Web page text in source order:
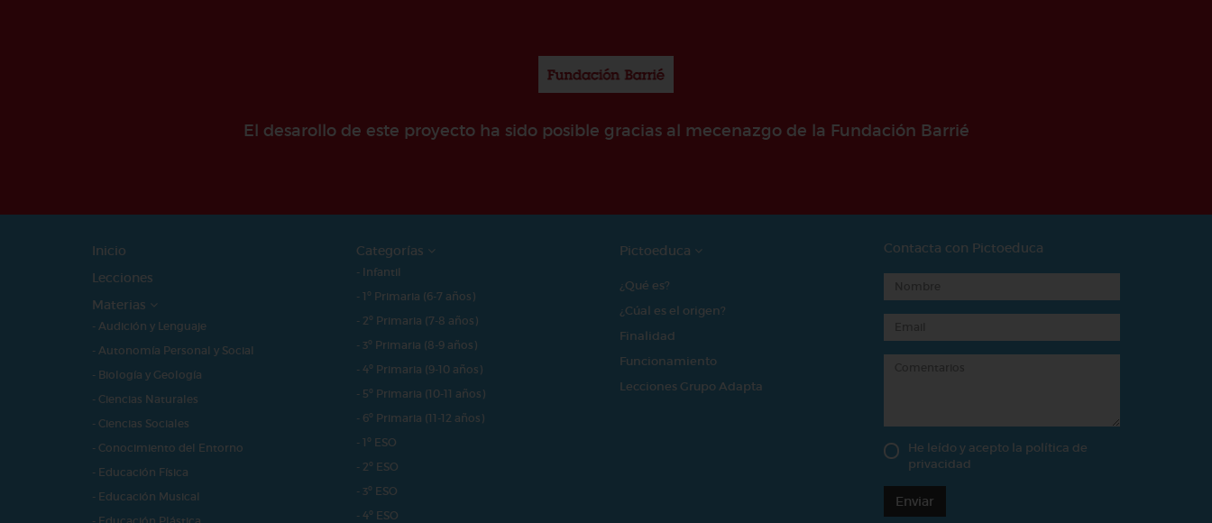
El desarollo de este proyecto ha sido posible gracias al mecenazgo de la Fundación Barrié
Inicio
Lecciones
Materias
- Audición y Lenguaje
- Autonomía Personal y Social
- Biología y Geología
- Ciencias Naturales
- Ciencias Sociales
- Conocimiento del Entorno
- Educación Física
- Educación Musical
Categorías
- Infantil
- 1º Primaria (6-7 años)
- 2º Primaria (7-8 años)
- 3º Primaria (8-9 años)
- 4º Primaria (9-10 años)
- 5º Primaria (10-11 años)
- 6º Primaria (11-12 años)
- 1º ESO
- 2º ESO
- 3º ESO
- 4º ESO
Pictoeduca
¿Qué es?
¿Cúal es el origen?
Finalidad
Funcionamiento
Lecciones Grupo Adapta
Contacta con Pictoeduca
He leído y acepto la política de
privacidad
Enviar